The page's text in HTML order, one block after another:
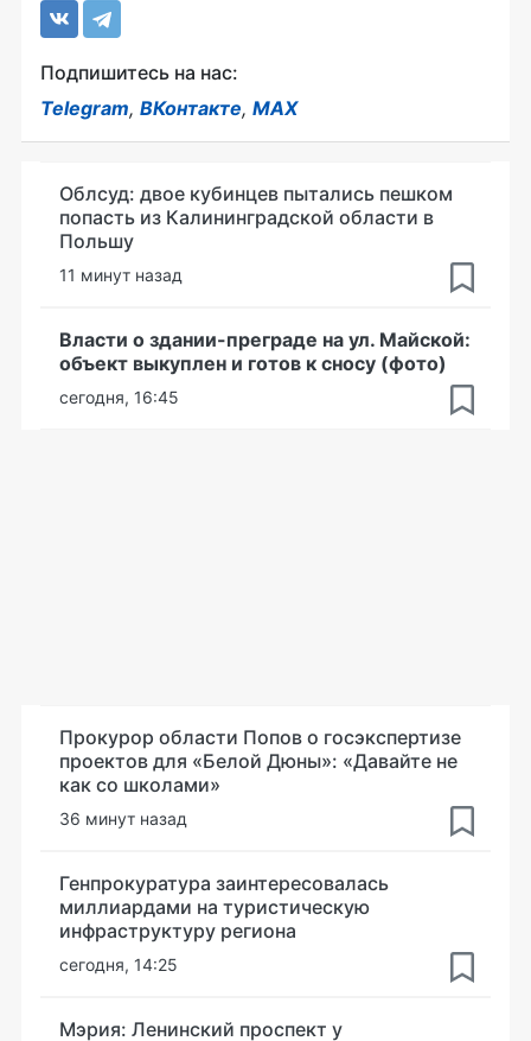
Подпишитесь на нас:
Telegram, ВКонтакте, MAX
Облсуд: двое кубинцев пытались пешком
попасть из Калининградской области в
Польшу
11 минут назад
Власти о здании-преграде на ул. Майской:
объект выкуплен и готов к сносу (фото)
сегодня, 16:45
Прокурор области Попов о госэкспертизе
проектов для «Белой Дюны»: «Давайте не
как со школами»
36 минут назад
Генпрокуратура заинтересовалась
миллиардами на туристическую
инфраструктуру региона
сегодня, 14:25
Мэрия: Ленинский проспект у